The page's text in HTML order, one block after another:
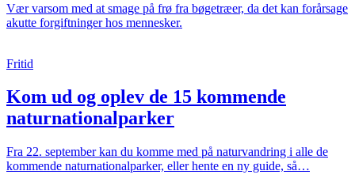
Vær varsom med at smage på frø fra bøgetræer, da det kan forårsage
akutte forgiftninger hos mennesker.
Fritid
Kom ud og oplev de 15 kommende
naturnationalparker
Fra 22. september kan du komme med på naturvandring i alle de
kommende naturnationalparker, eller hente en ny guide, så…